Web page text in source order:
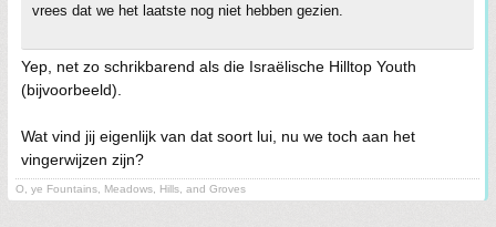
vrees dat we het laatste nog niet hebben gezien.
Yep, net zo schrikbarend als die Israëlische Hilltop Youth
(bijvoorbeeld).
Wat vind jij eigenlijk van dat soort lui, nu we toch aan het
vingerwijzen zijn?
O, ye Fountains, Meadows, Hills, and Groves